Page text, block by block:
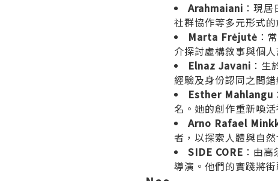
Arahmaiani ：現
社群協作等多元形式
Marta Frėjutė ：
介探討虛構敘事與個
Elnaz Javani ：生
經驗及身份認同之間
Esther Mahlangu
名。她的創作重新喚
Arno Rafael
者，以探索人體與自
SIDE CORE ：由
導演。他們的實踐將